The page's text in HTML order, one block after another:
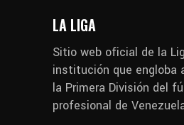
LA LIGA
Sitio web oficial de la
institución que engloba
la Primera División del
profesional de